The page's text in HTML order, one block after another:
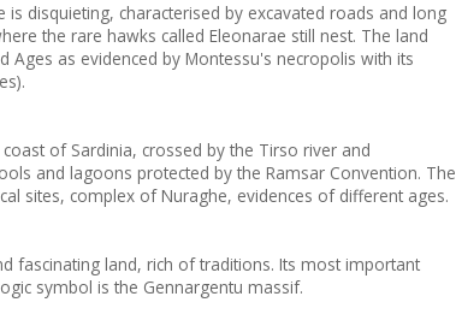
is disquieting, characterised by excavated roads and long
the rare hawks called Eleonarae still nest. The land
Ages as evidenced by Montessu's necropolis with its
of Sardinia, crossed by the Tirso river and
and lagoons protected by the Ramsar Convention. The
sites, complex of Nuraghe, evidences of different ages.
fascinating land, rich of traditions. Its most important
symbol is the Gennargentu massif.